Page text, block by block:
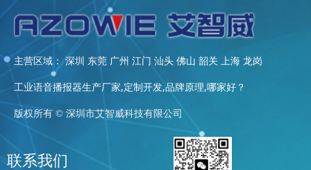
联系我们
版权所有 © 深圳市艾智威科技有限公司
主营区域： 深圳 东莞 广州 江门 汕头 佛山 韶关 上海 龙岗
工业语音播报器生产厂家,定制开发,品牌原理,哪家好？